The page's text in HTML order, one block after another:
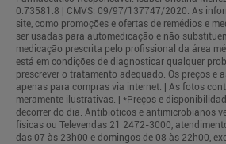
0.73581.8 | CMVS: 09/97/137747/2020. As
site, como promoções e ofertas de remédios e
ser usadas para automedicação e não
medicação prescrita pelo profissional da área
está em condições de diagnosticar qualquer
prescrever o tratamento adequado. Os preços e
apenas para compras via internet. | As fotos
meramente ilustrativas. | *Preços e
decorrer do dia. Antibióticos e antimicrobianos
físicas ou Televendas 21 2472-3000,
das 07 às 23h00 e domingos de 08 às 22h00,